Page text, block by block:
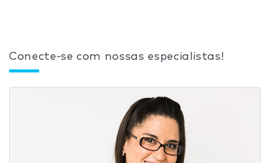
Conecte-se com nossas especialistas!